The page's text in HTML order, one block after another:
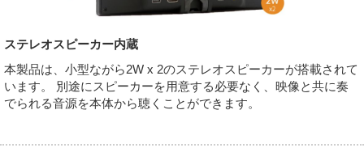
ステレオスピーカー内蔵
本製品は、小型ながら2W x 2のステレオスピーカーが搭載されて
います。 別途にスピーカーを用意する必要なく、映像と共に奏
でられる音源を本体から聴くことができます。